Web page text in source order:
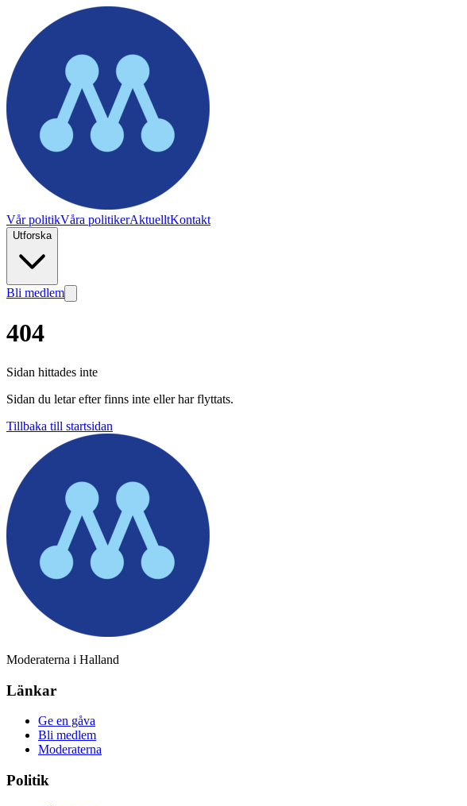
Vår politikVåra politikerAktuelltKontakt
Utforska
Bli medlem
404
Sidan hittades inte
Sidan du letar efter finns inte eller har flyttats.
Tillbaka till startsidan
Moderaterna i Halland
Länkar
Ge en gåva
Bli medlem
Moderaterna
Politik